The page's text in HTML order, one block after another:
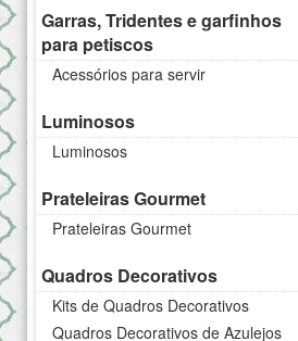
Garras, Tridentes e garfinhos
para petiscos
Acessórios para servir
Luminosos
Luminosos
Prateleiras Gourmet
Prateleiras Gourmet
Quadros Decorativos
Kits de Quadros Decorativos
Quadros Decorativos de Azulejos